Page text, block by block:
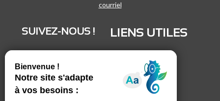
courriel
SUIVEZ-NOUS !
Vimeo
Facebook
LIENS UTILES
Marchés publics
Espace presse